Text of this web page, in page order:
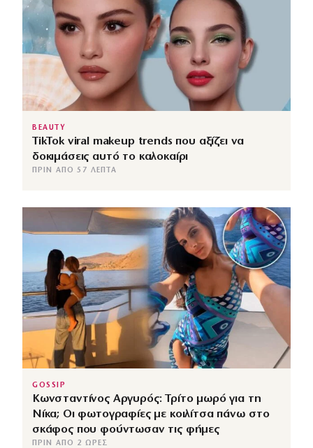
BEAUTY
TikTok viral makeup trends που αξίζει να
δοκιμάσεις αυτό το καλοκαίρι
ΠΡΙΝ ΑΠΌ 57 ΛΕΠΤΆ
GOSSIP
Κωνσταντίνος Αργυρός: Τρίτο μωρό για τη
Νίκα; Οι φωτογραφίες με κοιλίτσα πάνω στο
σκάφος που φούντωσαν τις φήμες
ΠΡΙΝ ΑΠΌ 2 ΏΡΕΣ